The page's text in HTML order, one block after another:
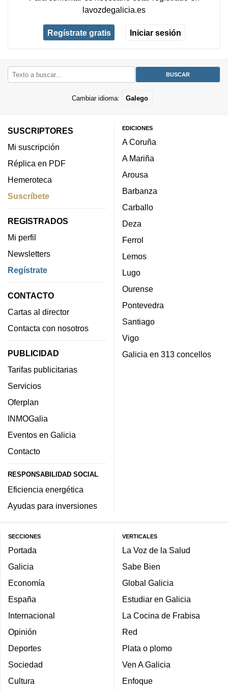
lavozdegalicia.es
Regístrate gratis Iniciar sesión
Cambiar idioma: Galego
SUSCRIPTORES
Mi suscripción
Réplica en PDF
Hemeroteca
Suscríbete
REGISTRADOS
Mi perfil
Newsletters
Regístrate
CONTACTO
Cartas al director
Contacta con nosotros
PUBLICIDAD
Tarifas publicitarias
Servicios
Oferplan
INMOGalia
Eventos en Galicia
Contacto
RESPONSABILIDAD SOCIAL
Eficiencia energética
Ayudas para inversiones
EDICIONES
A Coruña
A Mariña
Arousa
Barbanza
Carballo
Deza
Ferrol
Lemos
Lugo
Ourense
Pontevedra
Santiago
Vigo
Galicia en 313 concellos
SECCIONES
Portada
Galicia
Economía
España
Internacional
Opinión
Deportes
Sociedad
Cultura
VERTICALES
La Voz de la Salud
Sabe Bien
Global Galicia
Estudiar en Galicia
La Cocina de Frabisa
Red
Plata o plomo
Ven A Galicia
Enfoque